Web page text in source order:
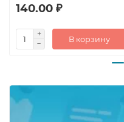
140.00 ₽
В корзину